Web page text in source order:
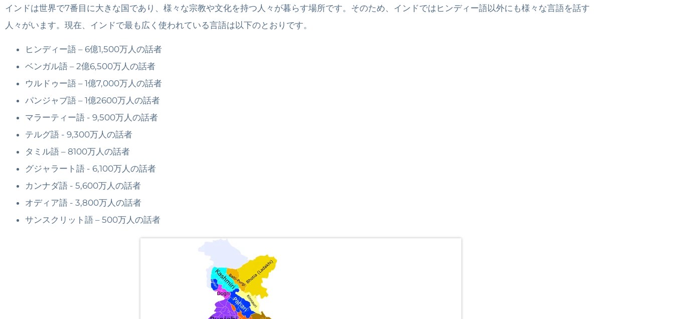
インドは世界で7番目に大きな国であり、様々な宗教や文化を持つ人々が暮らす場所です。そのため、インドではヒンディー語以外にも様々な言語を話す
人々がいます。現在、インドで最も広く使われている言語は以下のとおりです。
ヒンディー語 – 6億1,500万人の話者
ベンガル語 – 2億6,500万人の話者
ウルドゥー語 – 1億7,000万人の話者
パンジャブ語 – 1億2600万人の話者
マラーティー語 - 9,500万人の話者
テルグ語 - 9,300万人の話者
タミル語 – 8100万人の話者
グジャラート語 - 6,100万人の話者
カンナダ語 - 5,600万人の話者
オディア語 - 3,800万人の話者
サンスクリット語 – 500万人の話者